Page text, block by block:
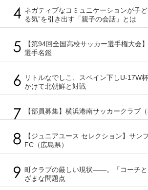
ネガティブなコミュニケーションが子
る気”を引き出す「親子の会話」とは
【第94回全国高校サッカー選手権大会
選手名鑑
リトルなでしこ、スペイン下しU-17W
かけて北朝鮮と対戦
【部員募集】横浜港南サッカークラブ（
【ジュニアユース セレクション】サン
FC（広島県）
町クラブの厳しい現状――。「コーチと
ざまな問題点